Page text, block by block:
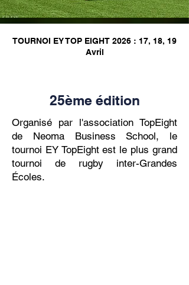
TOURNOI EY TOP EIGHT 2026 : 17, 18, 19
Avril
25ème édition
Organisé par l'association TopEight
de Neoma Business School, le
tournoi EY TopEight est le plus grand
tournoi de rugby inter-Grandes
Écoles.